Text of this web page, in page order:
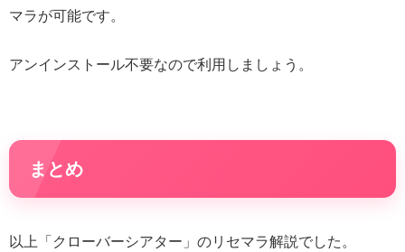
マラが可能です。
アンインストール不要なので利用しましょう。
まとめ
以上「クローバーシアター」のリセマラ解説でした。